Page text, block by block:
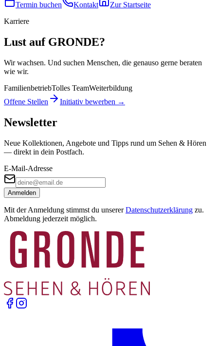
Termin buchen Kontakt
Zur Startseite
Karriere
Lust auf GRONDE?
Wir wachsen. Und suchen Menschen, die genauso gerne beraten
wie wir.
FamilienbetriebTolles TeamWeiterbildung
Offene Stellen
Initiativ bewerben →
Newsletter
Neue Kollektionen, Angebote und Tipps rund um Sehen & Hören
— direkt in dein Postfach.
E-Mail-Adresse
Anmelden
Mit der Anmeldung stimmst du unserer Datenschutzerklärung zu.
Abmeldung jederzeit möglich.